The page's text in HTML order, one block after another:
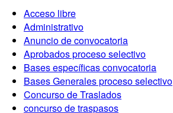
Acceso libre
Administrativo
Anuncio de convocatoria
Aprobados proceso selectivo
Bases específicas convocatoria
Bases Generales proceso selectivo
Concurso de Traslados
concurso de traspasos